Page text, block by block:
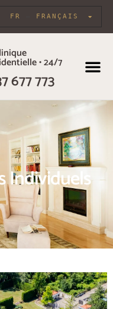
FRANÇAIS
FR
• 24/7
677 773
Individuels